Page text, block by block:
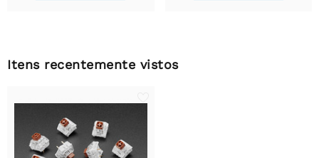
Itens recentemente vistos